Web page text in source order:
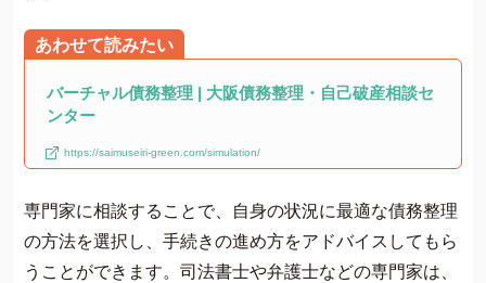
バーチャル債務整理 | 大阪債務整理・自己破産相談セ
ンター
https://saimuseiri-green.com/simulation/
専門家に相談することで、自身の状況に最適な債務整理
の方法を選択し、手続きの進め方をアドバイスしてもら
うことができます。司法書士や弁護士などの専門家は、